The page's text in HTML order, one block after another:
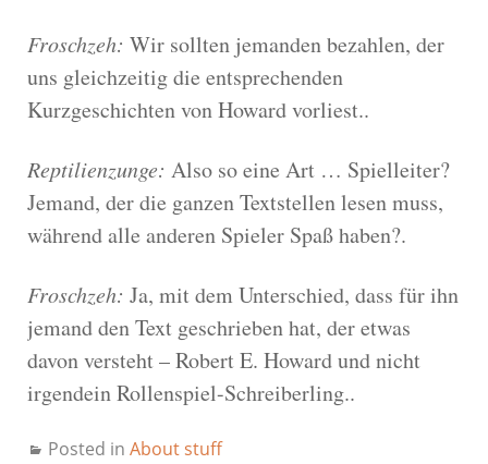
Froschzeh: Wir sollten jemanden bezahlen, der
uns gleichzeitig die entsprechenden
Kurzgeschichten von Howard vorliest..
Reptilienzunge: Also so eine Art … Spielleiter?
Jemand, der die ganzen Textstellen lesen muss,
während alle anderen Spieler Spaß haben?.
Froschzeh: Ja, mit dem Unterschied, dass für ihn
jemand den Text geschrieben hat, der etwas
davon versteht – Robert E. Howard und nicht
irgendein Rollenspiel-Schreiberling..
Posted in About stuff